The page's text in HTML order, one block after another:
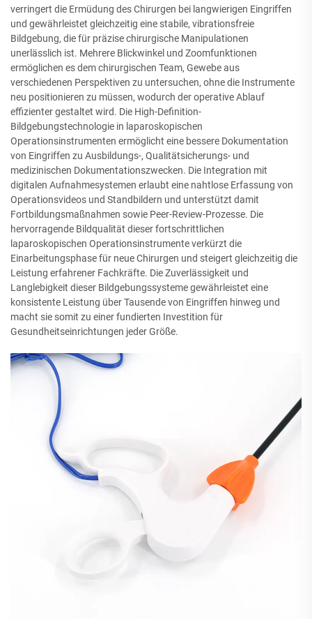
verringert die Ermüdung des Chirurgen bei langwierigen Eingriffen
und gewährleistet gleichzeitig eine stabile, vibrationsfreie
Bildgebung, die für präzise chirurgische Manipulationen
unerlässlich ist. Mehrere Blickwinkel und Zoomfunktionen
ermöglichen es dem chirurgischen Team, Gewebe aus
verschiedenen Perspektiven zu untersuchen, ohne die Instrumente
neu positionieren zu müssen, wodurch der operative Ablauf
effizienter gestaltet wird. Die High-Definition-
Bildgebungstechnologie in laparoskopischen
Operationsinstrumenten ermöglicht eine bessere Dokumentation
von Eingriffen zu Ausbildungs-, Qualitätsicherungs- und
medizinischen Dokumentationszwecken. Die Integration mit
digitalen Aufnahmesystemen erlaubt eine nahtlose Erfassung von
Operationsvideos und Standbildern und unterstützt damit
Fortbildungsmaßnahmen sowie Peer-Review-Prozesse. Die
hervorragende Bildqualität dieser fortschrittlichen
laparoskopischen Operationsinstrumente verkürzt die
Einarbeitungsphase für neue Chirurgen und steigert gleichzeitig die
Leistung erfahrener Fachkräfte. Die Zuverlässigkeit und
Langlebigkeit dieser Bildgebungssysteme gewährleistet eine
konsistente Leistung über Tausende von Eingriffen hinweg und
macht sie somit zu einer fundierten Investition für
Gesundheitseinrichtungen jeder Größe.